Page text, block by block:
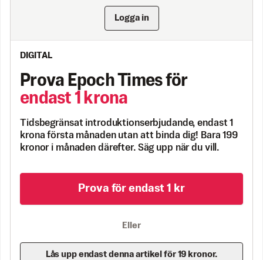
Logga in
DIGITAL
Prova Epoch Times för
endast 1 krona
Tidsbegränsat introduktionserbjudande, endast 1
krona första månaden utan att binda dig! Bara 199
kronor i månaden därefter. Säg upp när du vill.
Prova för endast 1 kr
Eller
Lås upp endast denna artikel för 19 kronor.